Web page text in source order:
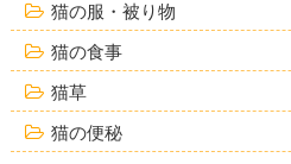
猫の服・被り物
猫の食事
猫草
猫の便秘